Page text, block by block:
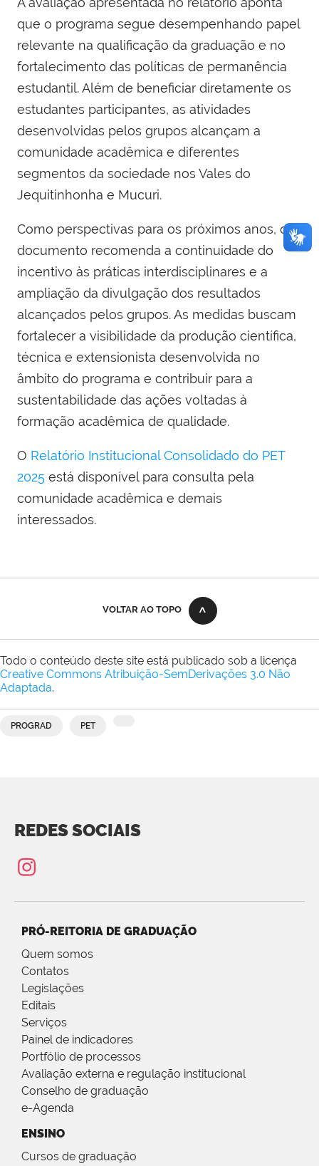
que o programa segue desempenhando papel
relevante na qualificação da graduação e no
fortalecimento das políticas de permanência
estudantil. Além de beneficiar diretamente os
estudantes participantes, as atividades
desenvolvidas pelos grupos alcançam a
comunidade acadêmica e diferentes
segmentos da sociedade nos Vales do
Jequitinhonha e Mucuri.
Como perspectivas para os próximos anos, o
documento recomenda a continuidade do
incentivo às práticas interdisciplinares e a
ampliação da divulgação dos resultados
alcançados pelos grupos. As medidas buscam
fortalecer a visibilidade da produção científica,
técnica e extensionista desenvolvida no
âmbito do programa e contribuir para a
sustentabilidade das ações voltadas à
formação acadêmica de qualidade.
O Relatório Institucional Consolidado do PET
2025 está disponível para consulta pela
comunidade acadêmica e demais
interessados.
VOLTAR AO TOPO
Todo o conteúdo deste site está publicado sob a licença
Creative Commons Atribuição-SemDerivações 3.0 Não
Adaptada.
PROGRAD PET
REDES SOCIAIS
PRÓ-REITORIA DE GRADUAÇÃO
Quem somos
Contatos
Legislações
Editais
Serviços
Painel de indicadores
Portfólio de processos
Avaliação externa e regulação institucional
Conselho de graduação
e-Agenda
ENSINO
Cursos de graduação